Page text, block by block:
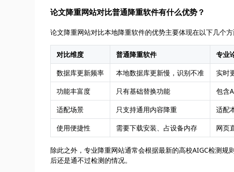
论文降重网站对比普通降重软件有什么优势？
论文降重网站对比本地降重软件的优势主要体现在以下几个方
对比维度 普通降重软件
专业
数据库更新频率
本地数据库更新慢，识别不准
实时
功能丰富度
只有基础替换功能
包含
适配场景
只支持通用内容降重
适配
使用便捷性
需要下载安装、占设备内存 网页
除此之外，专业降重网站通常会根据最新的高校AIGC检测
后还是通不过检测的情况。